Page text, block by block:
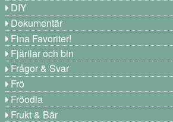
DIY
Dokumentär
Fina Favoriter!
Fjärilar och bin
Frågor & Svar
Frö
Fröodla
Frukt & Bär